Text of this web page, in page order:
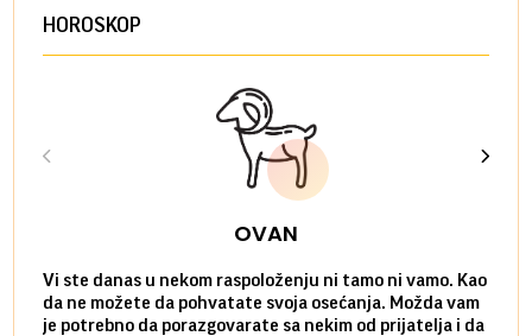
HOROSKOP
OVAN
Vi ste danas u nekom raspoloženju ni tamo ni vamo. Kao
da ne možete da pohvatate svoja osećanja. Možda vam
je potrebno da porazgovarate sa nekim od prijatelja i da